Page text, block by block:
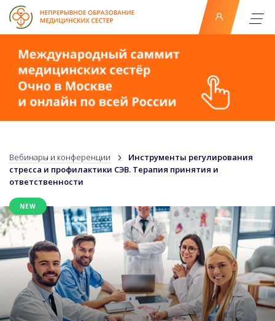
Вебинары и конференции
Инструменты регулирования
стресса и профилактики СЭВ. Терапия принятия и
ответственности
NEW